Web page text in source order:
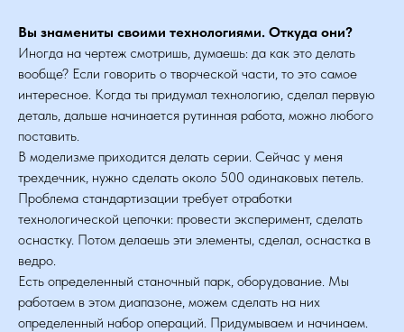
Вы знамениты своими технологиями. Откуда они?
Иногда на чертеж смотришь, думаешь: да как это делать
вообще? Если говорить о творческой части, то это самое
интересное. Когда ты придумал технологию, сделал первую
деталь, дальше начинается рутинная работа, можно любого
поставить.
В моделизме приходится делать серии. Сейчас у меня
трехдечник, нужно сделать около 500 одинаковых петель.
Проблема стандартизации требует отработки
технологической цепочки: провести эксперимент, сделать
оснастку. Потом делаешь эти элементы, сделал, оснастка в
ведро.
Есть определенный станочный парк, оборудование. Мы
работаем в этом диапазоне, можем сделать на них
определенный набор операций. Придумываем и начинаем.